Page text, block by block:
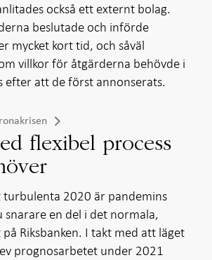
också ett externt bolag.
beslutade och införde
mycket kort tid, och såväl
villkor för åtgärderna behövde i
efter att de först annonserats.
flexibel process
turbulenta 2020 är pandemins
snarare en del i det normala,
Riksbanken. I takt med att läget
prognosarbetet under 2021